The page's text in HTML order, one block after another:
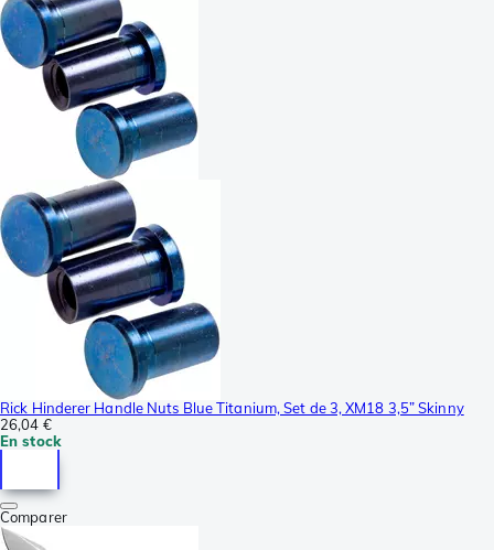
Rick Hinderer Handle Nuts Blue Titanium, Set de 3, XM18 3,5” Skinny
26,04 €
En stock
Comparer